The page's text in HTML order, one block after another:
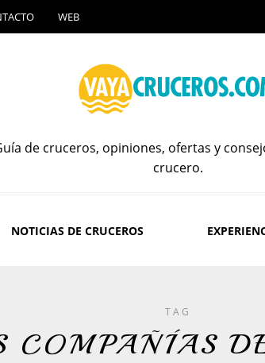
WEB
de cruceros, opiniones, ofertas y
crucero.
NOTICIAS DE CRUCEROS
TAG
COMPAÑÍAS